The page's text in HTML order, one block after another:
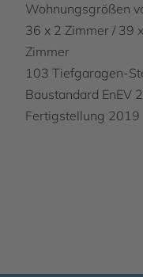
Wohnungsgrößen
36 x 2 Zimmer / 39
Zimmer
103 Tiefgaragen-
Baustandard EnEV
Fertigstellung 2019